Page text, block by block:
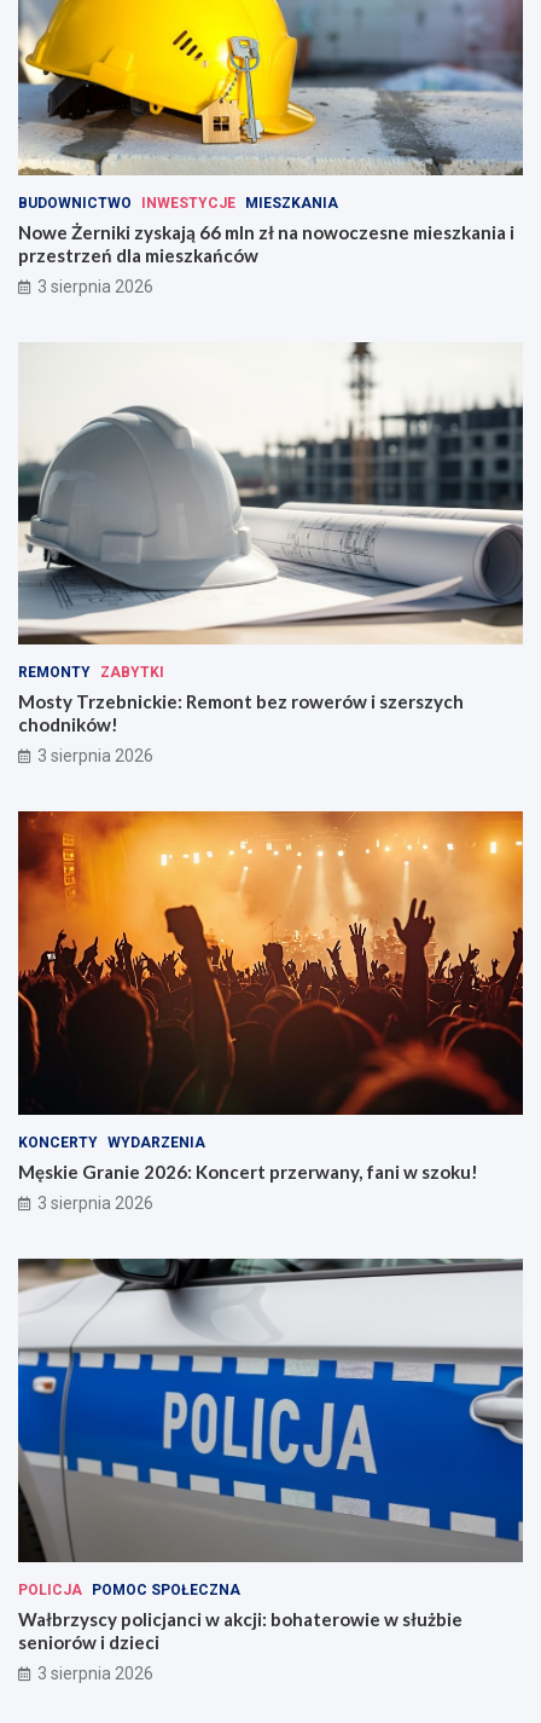
BUDOWNICTWO INWESTYCJE MIESZKANIA
Nowe Żerniki zyskają 66 mln zł na nowoczesne mieszkania i
przestrzeń dla mieszkańców
3 sierpnia 2026
REMONTY ZABYTKI
Mosty Trzebnickie: Remont bez rowerów i szerszych
chodników!
3 sierpnia 2026
KONCERTY WYDARZENIA
Męskie Granie 2026: Koncert przerwany, fani w szoku!
3 sierpnia 2026
POLICJA POMOC SPOŁECZNA
Wałbrzyscy policjanci w akcji: bohaterowie w służbie
seniorów i dzieci
3 sierpnia 2026